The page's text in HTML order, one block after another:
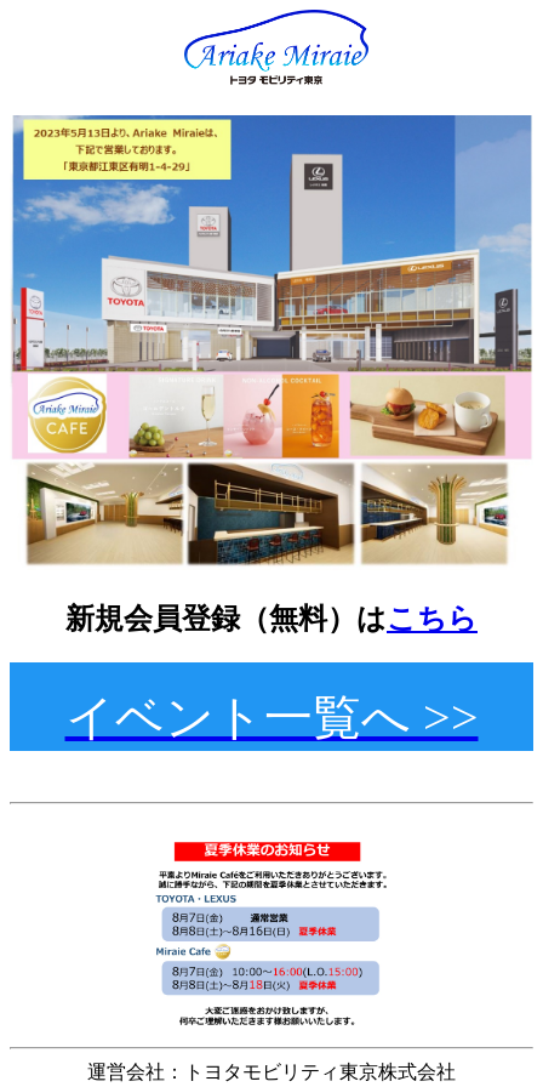
新規会員登録（無料）はこちら
イベント一覧へ >>
運営会社：トヨタモビリティ東京株式会社